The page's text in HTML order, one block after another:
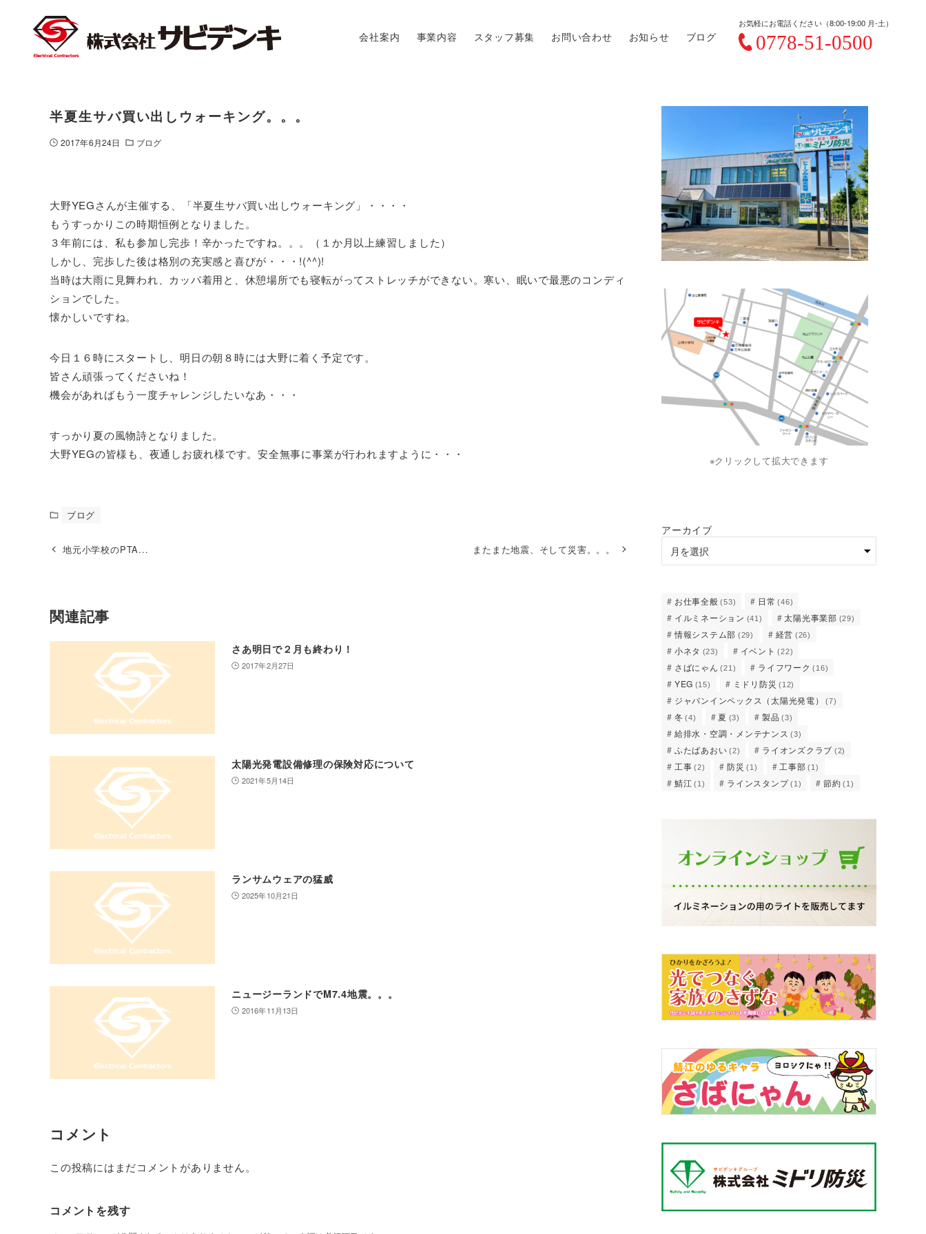
会社案内 事業内容 スタッフ募集 お問い合わせ お知らせ ブログ
お気軽にお電話ください（8:00-19:00 月-土）
半夏生サバ買い出しウォーキング。。。
2017年6月24日 ブログ
大野YEGさんが主催する、「半夏生サバ買い出しウォーキング」・・・・
もうすっかりこの時期恒例となりました。
３年前には、私も参加し完歩！辛かったですね。。。（１か月以上練習しました）
しかし、完歩した後は格別の充実感と喜びが・・・!(^^)!
当時は大雨に見舞われ、カッパ着用と、休憩場所でも寝転がってストレッチができない。寒い、眠いで最悪のコンディ
ションでした。
懐かしいですね。
今日１６時にスタートし、明日の朝８時には大野に着く予定です。
皆さん頑張ってくださいね！
機会があればもう一度チャレンジしたいなあ・・・
すっかり夏の風物詩となりました。
大野YEGの皆様も、夜通しお疲れ様です。安全無事に事業が行われますように・・・
ブログ
地元小学校のPTA... またまた地震、そして災害。。。
関連記事
さあ明日で２月も終わり！
2017年2月27日
太陽光発電設備修理の保険対応について
2021年5月14日
ランサムウェアの猛威
2025年10月21日
ニュージーランドでM7.4地震。。。
2016年11月13日
コメント
この投稿にはまだコメントがありません。
コメントを残す
※クリックして拡大できます
アーカイブ
お仕事全般 (53) 日常 (46)
イルミネーション (41) 太陽光事業部 (29)
情報システム部 (29) 経営 (26)
小ネタ (23) イベント (22)
さばにゃん (21) ライフワーク (16)
YEG (15) ミドリ防災 (12)
ジャパンインペックス（太陽光発電） (7)
冬 (4) 夏 (3) 製品 (3)
給排水・空調・メンテナンス (3)
ふたばあおい (2) ライオンズクラブ (2)
工事 (2) 防災 (1) 工事部 (1)
鯖江 (1) ラインスタンプ (1) 節約 (1)